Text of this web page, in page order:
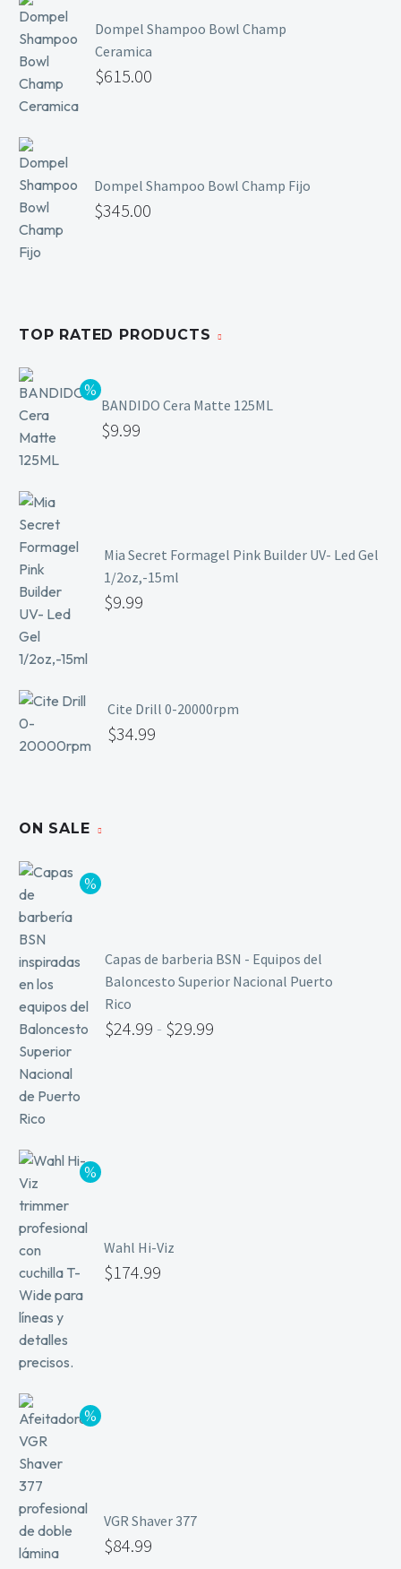
Dompel Shampoo Bowl Champ
Ceramica
$615.00
Dompel Shampoo Bowl Champ Fijo
$345.00
TOP RATED PRODUCTS
BANDIDO Cera Matte 125ML
$9.99
Mia Secret Formagel Pink Builder UV- Led Gel
1/2oz,-15ml
$9.99
Cite Drill 0-20000rpm
$34.99
ON SALE
Capas de barberia BSN - Equipos del
Baloncesto Superior Nacional Puerto
Rico
$24.99 - $29.99
Wahl Hi-Viz
$174.99
VGR Shaver 377
$84.99